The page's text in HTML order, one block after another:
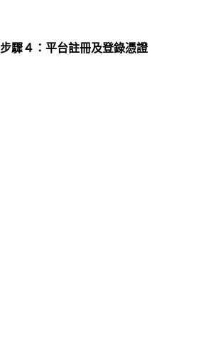
步驟４：平台註冊及登錄憑證